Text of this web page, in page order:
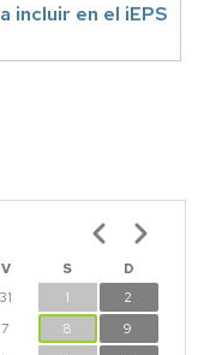
incluir en el iEPS
V S
D
31 1
2
7 8
9
Pagination